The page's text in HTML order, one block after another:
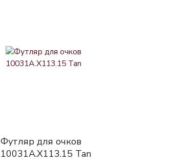
Футляр для очков
10031A.X113.15 Tan